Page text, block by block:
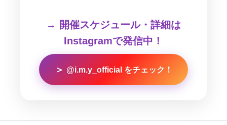
→ 開催スケジュール・詳細は
Instagramで発信中！
＞ @i.m.y_official をチェック！